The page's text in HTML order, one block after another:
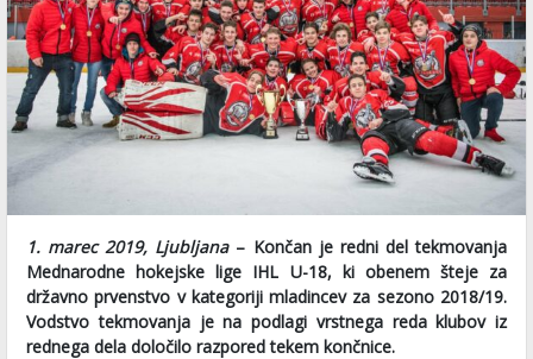
1. marec 2019, Ljubljana– Končan je redni del tekmovanja
Mednarodne hokejske lige IHL U-18, ki obenem šteje za
državno prvenstvo v kategoriji mladincev za sezono 2018/19.
Vodstvo tekmovanja je na podlagi vrstnega reda klubov iz
rednega dela določilo razpored tekem končnice.